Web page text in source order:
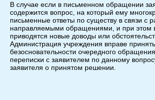
В случае если в письменном обращении
содержится вопрос, на который ему
письменные ответы по существу в связи с
направляемыми обращениями, и при этом
приводятся новые доводы или
Администрация учреждения вправе
безосновательности очередного
переписки с заявителем по данному
заявителя о принятом решении.